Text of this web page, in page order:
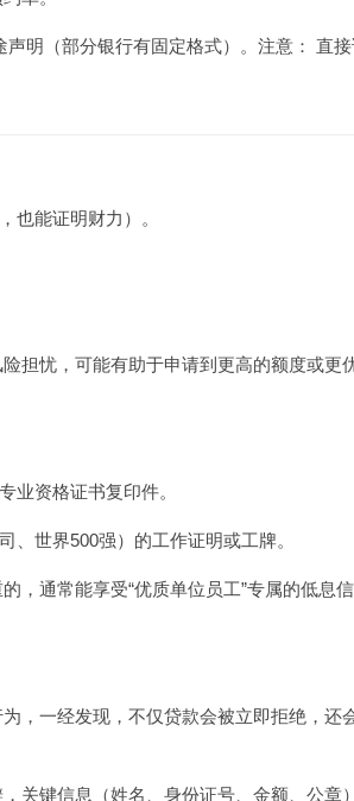
明（部分银行有固定格式）。注意： 直接
也能证明财力）。
担忧，可能有助于申请到更高的额度或更
业资格证书复印件。
、世界500强）的工作证明或工牌。
，通常能享受“优质单位员工”专属的低息
，一经发现，不仅贷款会被立即拒绝，还
关键信息（姓名、身份证号、金额、公章